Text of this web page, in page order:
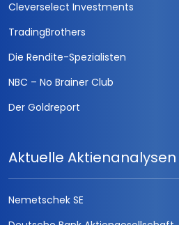
Cleverselect Investments
TradingBrothers
Die Rendite-Spezialisten
NBC – No Brainer Club
Der Goldreport
Aktuelle Aktienanalysen
Nemetschek SE